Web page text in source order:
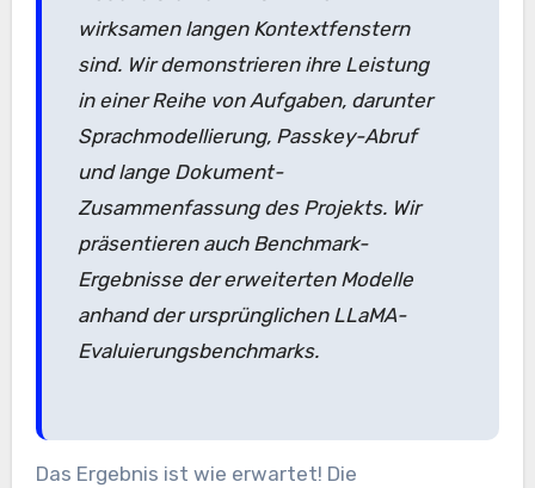
wirksamen langen Kontextfenstern
sind. Wir demonstrieren ihre Leistung
in einer Reihe von Aufgaben, darunter
Sprachmodellierung, Passkey-Abruf
und lange Dokument-
Zusammenfassung des Projekts. Wir
präsentieren auch Benchmark-
Ergebnisse der erweiterten Modelle
anhand der ursprünglichen LLaMA-
Evaluierungsbenchmarks.
Das Ergebnis ist wie erwartet! Die